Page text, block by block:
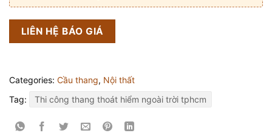
LIÊN HỆ BÁO GIÁ
Categories: Cầu thang, Nội thất
Tag:
Thi công thang thoát hiểm ngoài trời tphcm